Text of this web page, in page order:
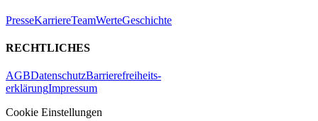
PresseKarriereTeamWerteGeschichte
RECHTLICHES
AGBDatenschutzBarrierefreiheits-
erklärungImpressum
Cookie Einstellungen